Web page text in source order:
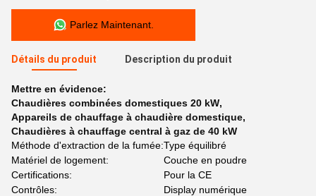
Parlez Maintenant.
Détails du produit Description du produit
Mettre en évidence:
Chaudières combinées domestiques 20 kW,
Appareils de chauffage à chaudière domestique,
Chaudières à chauffage central à gaz de 40 kW
Méthode d'extraction de la fumée:Type équilibré
Matériel de logement:
Couche en poudre
Certifications:
Pour la CE
Contrôles:
Display numérique